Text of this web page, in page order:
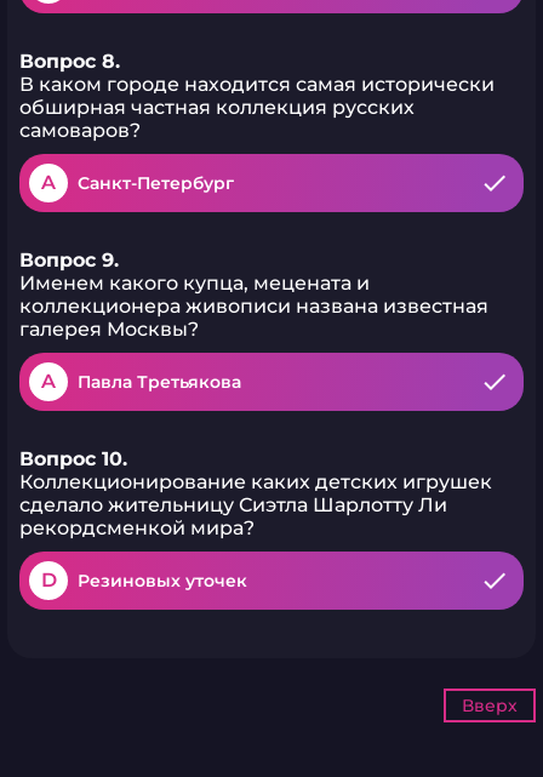
Вопрос 8.
В каком городе находится самая исторически
обширная частная коллекция русских
самоваров?
A Санкт-Петербург
Вопрос 9.
Именем какого купца, мецената и
коллекционера живописи названа известная
галерея Москвы?
A Павла Третьякова
Вопрос 10.
Коллекционирование каких детских игрушек
сделало жительницу Сиэтла Шарлотту Ли
рекордсменкой мира?
D Резиновых уточек
Вверх